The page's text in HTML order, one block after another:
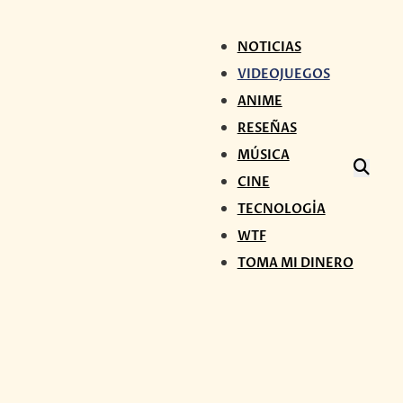
NOTICIAS
VIDEOJUEGOS
ANIME
RESEÑAS
MÚSICA
CINE
TECNOLOGÍA
WTF
TOMA MI DINERO